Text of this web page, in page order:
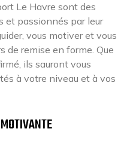
Le Havre sont des
et passionnés par leur
vous motiver et vous
de remise en forme. Que
ils sauront vous
à votre niveau et à vos